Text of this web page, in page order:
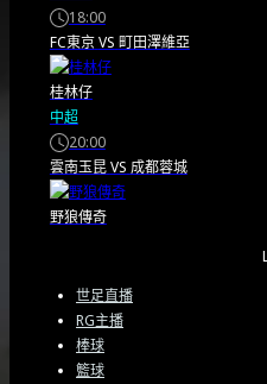
懶人包 NBA
正式開打，根
2026/05/04
18:00
FC東京VS 町田澤維亞
桂林仔
中超
20:00
雲南玉昆VS 成都蓉城
野狼傳奇
世足直播
RG主播
棒球
籃球